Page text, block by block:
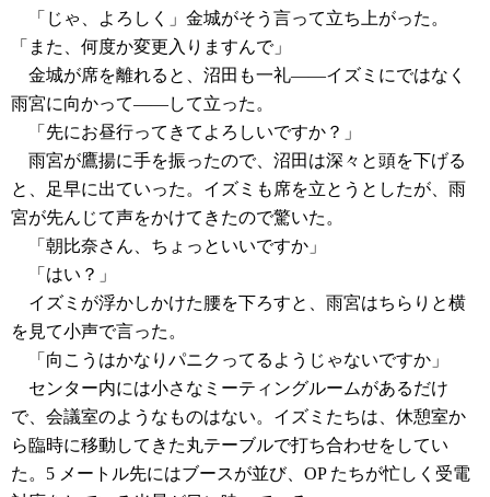
「じゃ、よろしく」金城がそう言って立ち上がった。
「また、何度か変更入りますんで」
金城が席を離れると、沼田も一礼――イズミにではなく
雨宮に向かって――して立った。
「先にお昼行ってきてよろしいですか？」
雨宮が鷹揚に手を振ったので、沼田は深々と頭を下げる
と、足早に出ていった。イズミも席を立とうとしたが、雨
宮が先んじて声をかけてきたので驚いた。
「朝比奈さん、ちょっといいですか」
「はい？」
イズミが浮かしかけた腰を下ろすと、雨宮はちらりと横
を見て小声で言った。
「向こうはかなりパニクってるようじゃないですか」
センター内には小さなミーティングルームがあるだけ
で、会議室のようなものはない。イズミたちは、休憩室か
ら臨時に移動してきた丸テーブルで打ち合わせをしてい
た。5 メートル先にはブースが並び、OP たちが忙しく受電